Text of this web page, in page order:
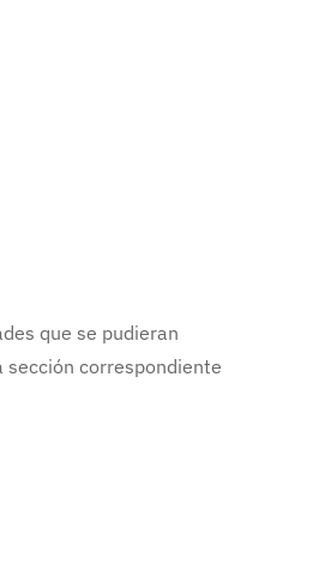
que se pudieran
sección correspondiente